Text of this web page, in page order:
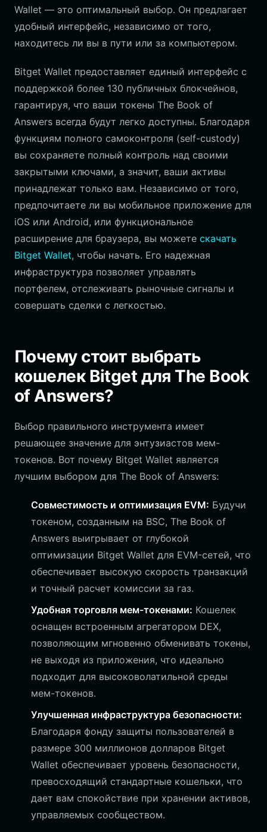
Wallet — это оптимальный выбор. Он предлагает
удобный интерфейс, независимо от того,
находитесь ли вы в пути или за компьютером.
Bitget Wallet предоставляет единый интерфейс с
поддержкой более 130 публичных блокчейнов,
гарантируя, что ваши токены The Book of
Answers всегда будут легко доступны. Благодаря
функциям полного самоконтроля (self-custody)
вы сохраняете полный контроль над своими
закрытыми ключами, а значит, ваши активы
принадлежат только вам. Независимо от того,
предпочитаете ли вы мобильное приложение для
iOS или Android, или функциональное
расширение для браузера, вы можете скачать
Bitget Wallet, чтобы начать. Его надежная
инфраструктура позволяет управлять
портфелем, отслеживать рыночные сигналы и
совершать сделки с легкостью.
Почему стоит выбрать
кошелек Bitget для The Book
of Answers?
Выбор правильного инструмента имеет
решающее значение для энтузиастов мем-
токенов. Вот почему Bitget Wallet является
лучшим выбором для The Book of Answers:
Совместимость и оптимизация EVM: Будучи
токеном, созданным на BSC, The Book of
Answers выигрывает от глубокой
оптимизации Bitget Wallet для EVM-сетей, что
обеспечивает высокую скорость транзакций
и точный расчет комиссии за газ.
Удобная торговля мем-токенами: Кошелек
оснащен встроенным агрегатором DEX,
позволяющим мгновенно обменивать токены,
не выходя из приложения, что идеально
подходит для высоковолатильной среды
мем-токенов.
Улучшенная инфраструктура безопасности:
Благодаря фонду защиты пользователей в
размере 300 миллионов долларов Bitget
Wallet обеспечивает уровень безопасности,
превосходящий стандартные кошельки, что
дает вам спокойствие при хранении активов,
управляемых сообществом.